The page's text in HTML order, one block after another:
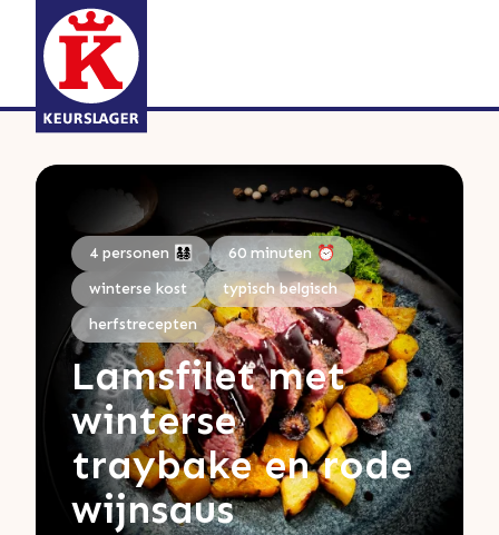
4 personen 👨‍👩‍👧‍👦
60 minuten ⏰
winterse kost
typisch belgisch
herfstrecepten
Lamsfilet met
winterse
traybake en rode
wijnsaus